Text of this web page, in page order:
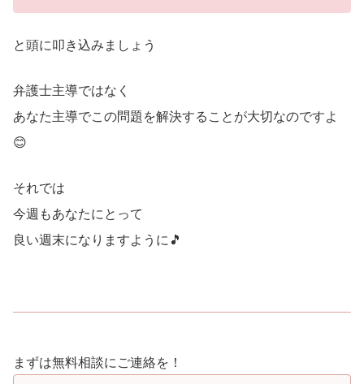
と頭に叩き込みましょう
弁護士主導ではなく
あなた主導でこの問題を解決することが大切なのですよ
😊
それでは
今週もあなたにとって
良い週末になりますように🎵
まずは無料相談にご連絡を！